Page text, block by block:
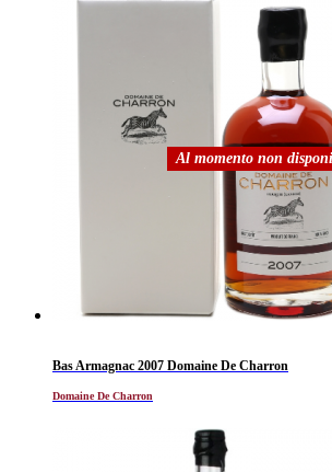
Al momento non
Bas Armagnac 2007 Domaine De Charron
Domaine De Charron